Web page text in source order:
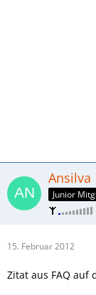
Ansilva
Junior
15. Februar 2012
Zitat aus FAQ auf